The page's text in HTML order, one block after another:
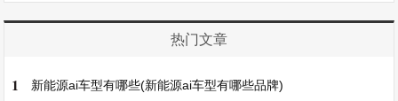
热门文章
1 新能源ai车型有哪些(新能源ai车型有哪些品牌)